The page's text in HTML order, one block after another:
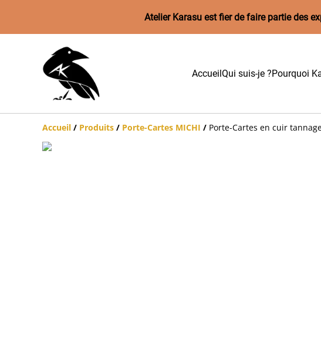
Atelier Karasu est fier de faire partie des
AccueilQui suis-je ?Pourquoi
Accueil / Produits / Porte-Cartes MICHI / Porte-Cartes en cuir